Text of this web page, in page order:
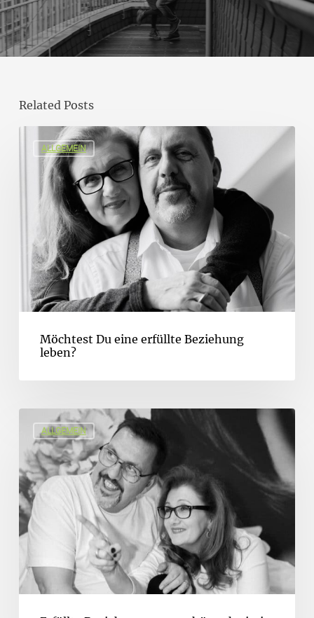
Related Posts
ALLGEMEIN
Möchtest Du eine erfüllte Beziehung
leben?
ALLGEMEIN